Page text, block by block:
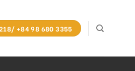
+84 98 680 3355